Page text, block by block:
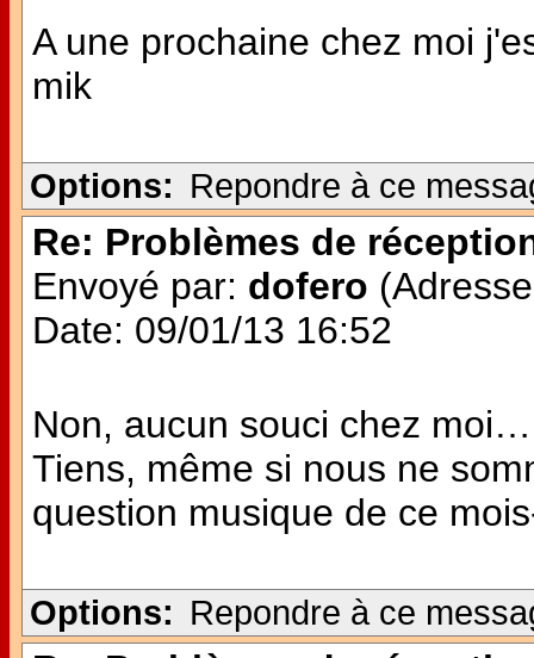
A une prochaine chez moi
mik
Options: Repondre à ce
Re: Problèmes de
Envoyé par: dofero
Date: 09/01/13 16:52
Non, aucun souci chez moi…
Tiens, même si nous ne
question musique de ce
Options: Repondre à ce